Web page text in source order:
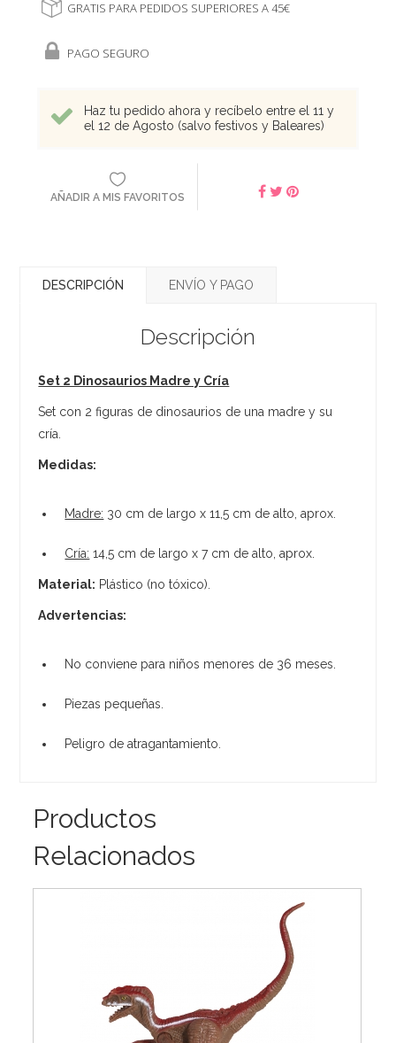
GRATIS PARA PEDIDOS SUPERIORES A 45€
PAGO SEGURO
Haz tu pedido ahora y recíbelo entre el 11 y
el 12 de Agosto (salvo festivos y Baleares)
AÑADIR A MIS FAVORITOS
DESCRIPCIÓN ENVÍO Y PAGO
Descripción
Set 2 Dinosaurios Madre y Cría
Set con 2 figuras de dinosaurios de una madre y su
cría.
Medidas:
Madre: 30 cm de largo x 11,5 cm de alto, aprox.
Cría: 14,5 cm de largo x 7 cm de alto, aprox.
Material: Plástico (no tóxico).
Advertencias:
No conviene para niños menores de 36 meses.
Piezas pequeñas.
Peligro de atragantamiento.
Productos
Relacionados